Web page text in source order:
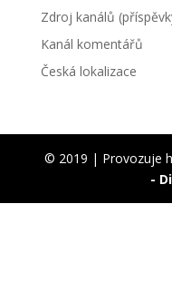
Zdroj kanálů
Kanál komentářů
Česká lokalizace
© 2019 | Provozuje
-